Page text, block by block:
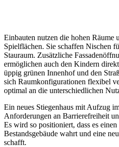
Einbauten nutzen die hohen Räume
Spielflächen. Sie schaffen Nischen
Stauraum. Zusätzliche
ermöglichen auch den Kindern
üppig grünen Innenhof und den
sich Raumkonfigurationen flexibel
optimal an die unterschiedlichen
Ein neues Stiegenhaus mit Aufzug
Anforderungen an Barrierefreiheit
Es wird so positioniert, dass es
Bestandsgebäude wahrt und eine
schafft.